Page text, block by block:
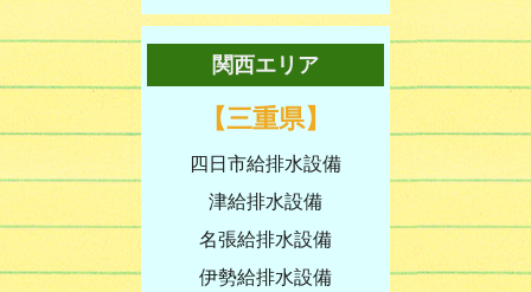
関西エリア
【三重県】
四日市給排水設備
津給排水設備
名張給排水設備
伊勢給排水設備